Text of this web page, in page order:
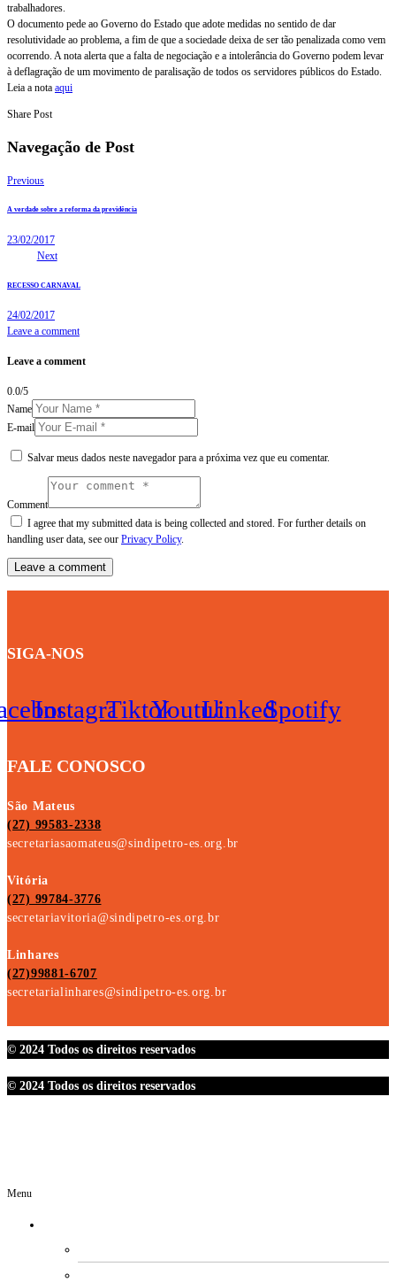
trabalhadores.
O documento pede ao Governo do Estado que adote medidas no sentido de dar
resolutividade ao problema, a fim de que a sociedade deixa de ser tão penalizada como vem
ocorrendo. A nota alerta que a falta de negociação e a intolerância do Governo podem levar
à deflagração de um movimento de paralisação de todos os servidores públicos do Estado.
Leia a nota aqui
Share Post
Navegação de Post
Previous
A verdade sobre a reforma da previdência
23/02/2017
Next
RECESSO CARNAVAL
24/02/2017
Leave a comment
Leave a comment
0.0/5
Name
E-mail
Salvar meus dados neste navegador para a próxima vez que eu comentar.
Comment
I agree that my submitted data is being collected and stored. For further details on
handling user data, see our Privacy Policy.
SIGA-NOS
InstagramTiktokYoutubeLinkedinSpotify
FALE CONOSCO
São Mateus
(27) 99583-2338
secretariasaomateus@sindipetro-es.org.br
Vitória
(27) 99784-3776
secretariavitoria@sindipetro-es.org.br
Linhares
(27)99881-6707
secretarialinhares@sindipetro-es.org.br
© 2024 Todos os direitos reservados
© 2024 Todos os direitos reservados
Menu